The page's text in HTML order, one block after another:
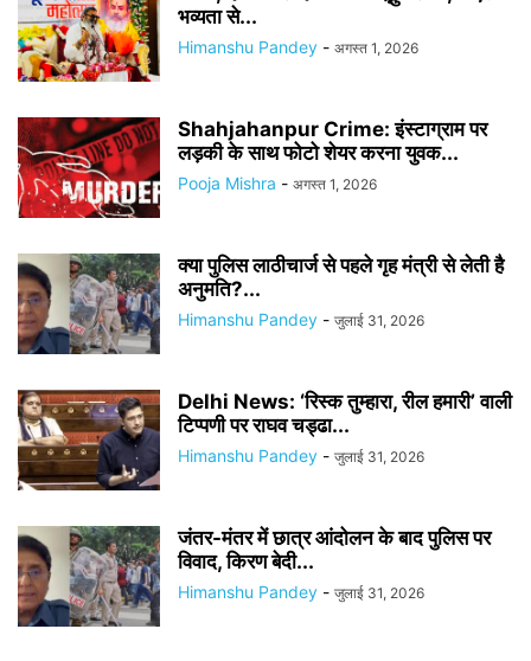
भव्यता से...
Himanshu Pandey - अगस्त 1, 2026
Shahjahanpur Crime: इंस्टाग्राम पर
लड़की के साथ फोटो शेयर करना युवक...
Pooja Mishra - अगस्त 1, 2026
क्या पुलिस लाठीचार्ज से पहले गृह मंत्री से लेती है
अनुमति?...
Himanshu Pandey - जुलाई 31, 2026
Delhi News: ‘रिस्क तुम्हारा, रील हमारी’ वाली
टिप्पणी पर राघव चड्ढा...
Himanshu Pandey - जुलाई 31, 2026
जंतर-मंतर में छात्र आंदोलन के बाद पुलिस पर
विवाद, किरण बेदी...
Himanshu Pandey - जुलाई 31, 2026